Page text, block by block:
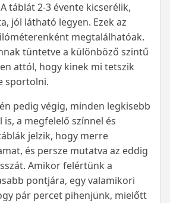
táblát 2-3 évente kicserélik,
jól látható legyen. Ezek az
megtalálhatóak.
tüntetve a különböző szintű
attól, hogy kinek mi tetszik
sportolni.
pedig végig, minden legkisebb
is, a megfelelő színnel és
jelzik, hogy merre
és persze mutatva az eddig
Amikor felértünk a
pontjára, egy valamikori
pár percet pihenjünk, mielőtt